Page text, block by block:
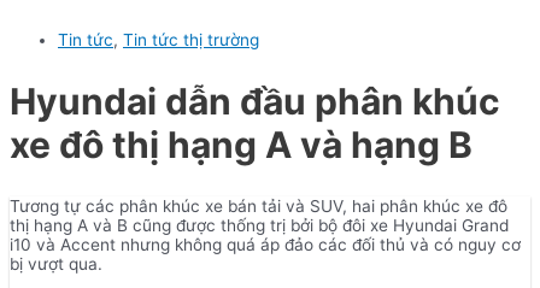
Tin tức, Tin tức thị trường
Hyundai dẫn đầu phân khúc
xe đô thị hạng A và hạng B
Tương tự các phân khúc xe bán tải và SUV, hai phân khúc xe đô
thị hạng A và B cũng được thống trị bởi bộ đôi xe Hyundai Grand
i10 và Accent nhưng không quá áp đảo các đối thủ và có nguy cơ
bị vượt qua.